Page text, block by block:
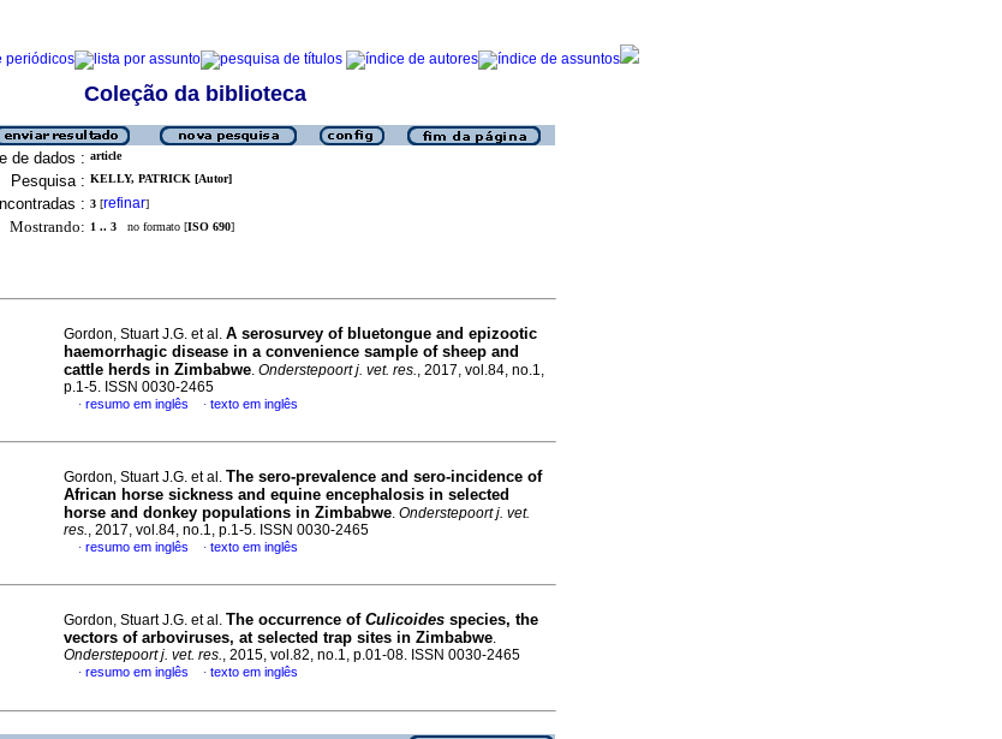
Coleção da biblioteca
de dados : article
Pesquisa : KELLY, PATRICK [Autor]
: 3 [refinar]
Mostrando: 1 .. 3 no formato [ISO 690]
Gordon, Stuart J.G. et al. A serosurvey of bluetongue and epizootic
haemorrhagic disease in a convenience sample of sheep and
cattle herds in Zimbabwe. Onderstepoort j. vet. res., 2017, vol.84, no.1,
p.1-5. ISSN 0030-2465
· resumo em inglês · texto em inglês
Gordon, Stuart J.G. et al. The sero-prevalence and sero-incidence of
African horse sickness and equine encephalosis in selected
horse and donkey populations in Zimbabwe. Onderstepoort j. vet.
res., 2017, vol.84, no.1, p.1-5. ISSN 0030-2465
· resumo em inglês · texto em inglês
Gordon, Stuart J.G. et al. The occurrence of Culicoides species, the
vectors of arboviruses, at selected trap sites in Zimbabwe.
Onderstepoort j. vet. res., 2015, vol.82, no.1, p.01-08. ISSN 0030-2465
· resumo em inglês · texto em inglês